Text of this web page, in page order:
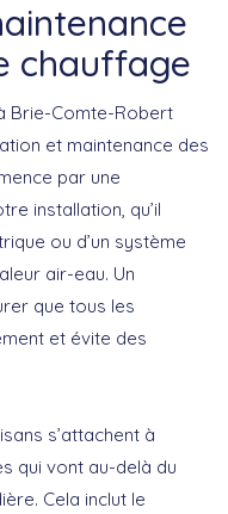
chauffage
Brie-Comte-Robert
et maintenance des
par une
installation, qu’il
ou d’un système
air-eau. Un
que tous les
et évite des
s’attachent à
qui vont au-delà du
Cela inclut le